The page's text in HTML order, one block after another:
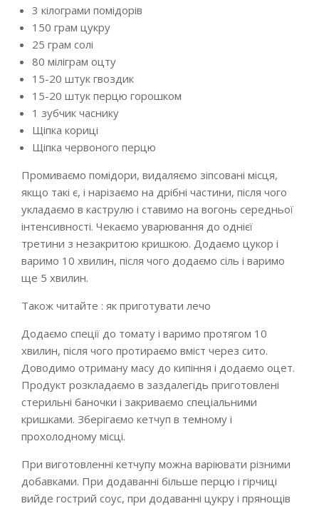
3 кілограми помідорів
150 грам цукру
25 грам солі
80 міліграм оцту
15-20 штук гвоздик
15-20 штук перцю горошком
1 зубчик часнику
Щіпка кориці
Щіпка червоного перцю
Промиваємо помідори, видаляємо зіпсовані місця,
якщо такі є, і нарізаємо на дрібні частини, після чого
укладаємо в каструлю і ставимо на вогонь середньої
інтенсивності. Чекаємо уварювання до однієї
третини з незакритою кришкою. Додаємо цукор і
варимо 10 хвилин, після чого додаємо сіль і варимо
ще 5 хвилин.
Також читайте : як приготувати лечо
Додаємо спеції до томату і варимо протягом 10
хвилин, після чого протираємо вміст через сито.
Доводимо отриману масу до кипіння і додаємо оцет.
Продукт розкладаємо в заздалегідь приготовлені
стерильні баночки і закриваємо спеціальними
кришками. Зберігаємо кетчуп в темному і
прохолодному місці.
При виготовленні кетчупу можна варіювати різними
добавками. При додаванні більше перцю і гірчиці
вийде гострий соус, при додаванні цукру і прянощів